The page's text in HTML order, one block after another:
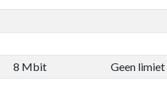
8 Mbit Geen limiet